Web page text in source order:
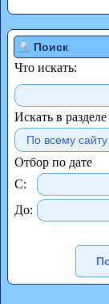
Поиск
Что искать:
Искать в разделе
Отбор по дате
С:
До: